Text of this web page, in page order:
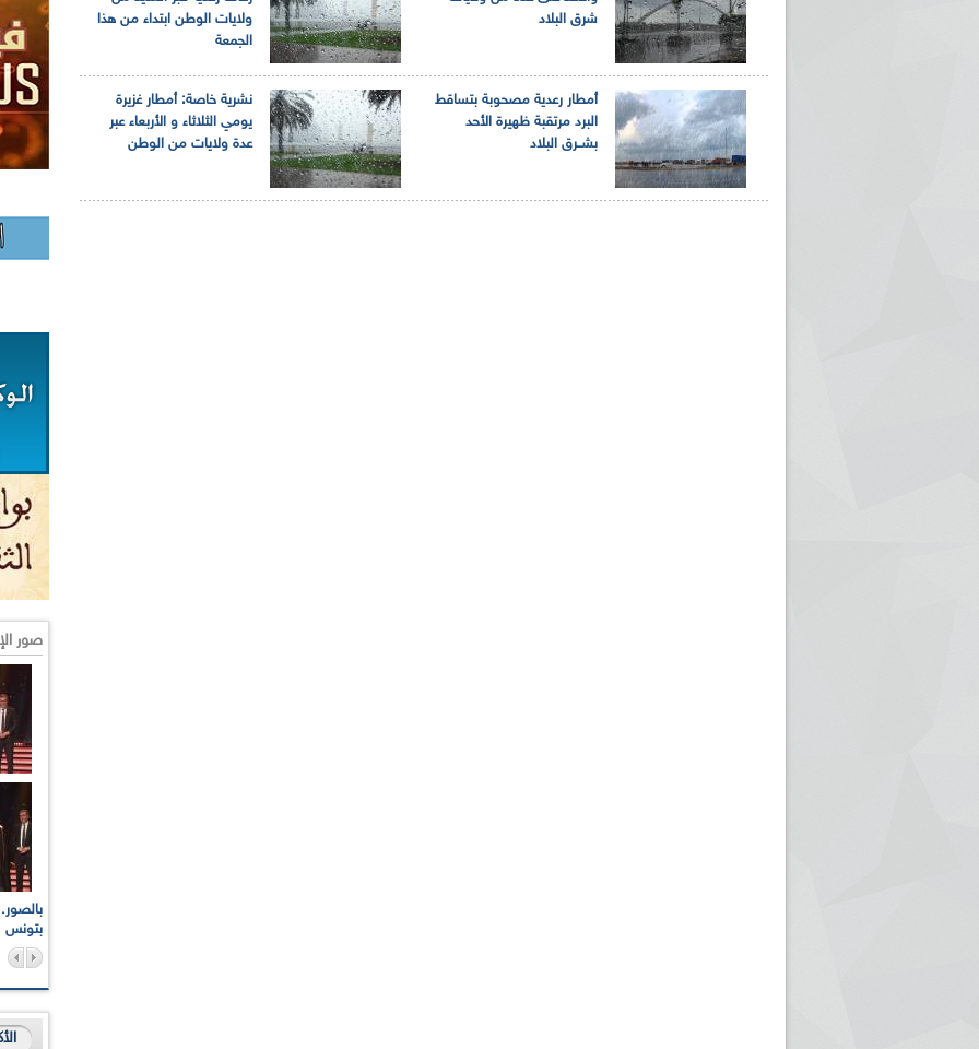
ولايات الوطن ابتداء من هذا
الجمعة
شرق البلاد
نشرية خاصة: أمطار غزيرة
يومي الثلاثاء و الأربعاء عبر
عدة ولايات من الوطن
أمطار رعدية مصحوبة بتساقط
البرد مرتقبة ظهيرة الأحد
بشــرق البلاد
صور
بتونس